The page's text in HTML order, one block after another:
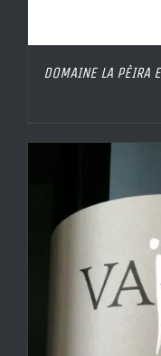
DOMAINE LA